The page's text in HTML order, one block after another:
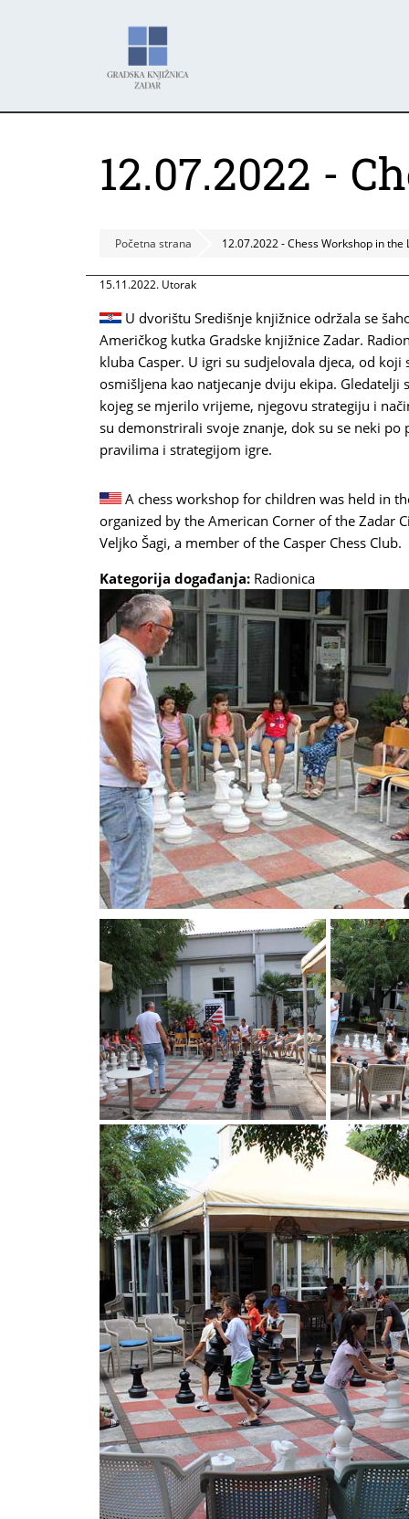
12.07.2022 -
Početna strana 12.07.2022 - Chess Workshop in the
15.11.2022. Utorak
U dvorištu Središnje knjižnice održala se
Američkog kutka Gradske knjižnice Zadar.
kluba Casper. U igri su sudjelovala djeca, od
osmišljena kao natjecanje dviju ekipa. Gledatelji
kojeg se mjerilo vrijeme, njegovu strategiju i
su demonstrirali svoje znanje, dok su se neki
pravilima i strategijom igre.
A chess workshop for children was held in
organized by the American Corner of the Zadar
Veljko Šagi, a member of the Casper Chess Club.
Kategorija događanja: Radionica